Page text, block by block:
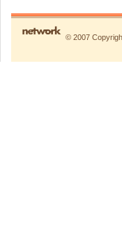
© 2007